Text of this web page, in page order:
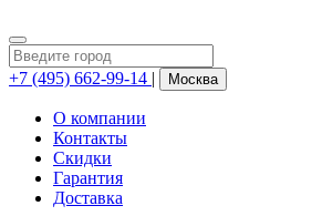
+7 (495) 662-99-14 | Москва
О компании
Контакты
Скидки
Гарантия
Доставка